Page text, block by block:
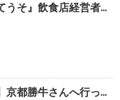
うそ』飲食店経営者...
京都勝牛さんへ行っ...